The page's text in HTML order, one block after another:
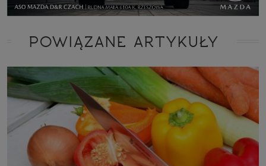
POWIĄZANE ARTYKUŁY